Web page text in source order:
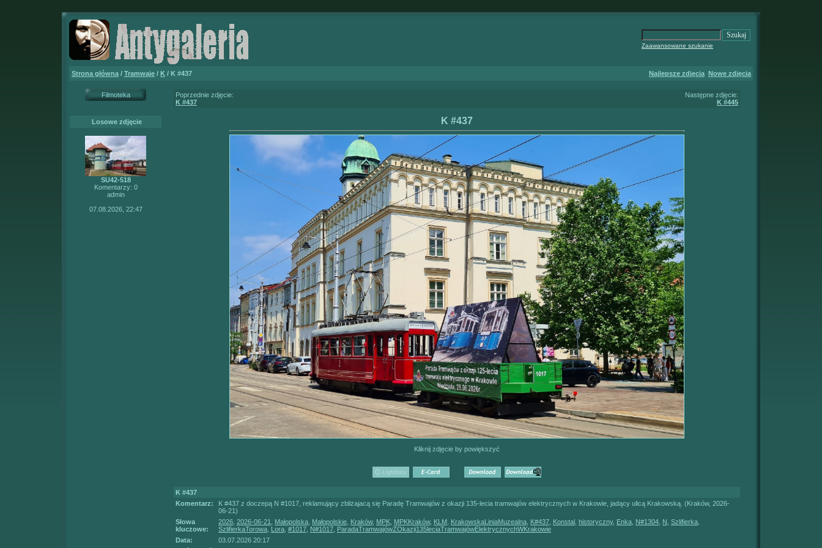
Zaawansowane szukanie
Strona główna / Tramwaje / K / K #437 Najlepsze zdjęcia Nowe zdjęcia
Filmoteka
Losowe zdjęcie
SU42-518
Komentarzy: 0
admin
07.08.2026, 22:47
Poprzednie zdjęcie:
K #437
Następne zdjęcie:
K #445
K #437
Kliknij zdjęcie by powiększyć
K #437
Komentarz:
K #437 z doczepą N #1017, reklamujący zbliżajacą się Paradę Tramwajów z okazji 135-lecia tramwajów elektrycznych w Krakowie, jadący ulicą Krakowską. (Kraków, 2026-
06-21)
Słowa
kluczowe:
2026 2026-06-21 Małopolska Małopolskie Kraków, MPK MPKKraków, KLM KrakowskaLiniaMuzealna K#437 Konstal historyczny, Enka N#1304 N Szlifierka
SzlifierkaTorowa Lora #1017 N#1017 ParadaTramwajówZOkazji135leciaTramwajówElektrycznychWKrakowie
Data:
03.07.2026 20:17